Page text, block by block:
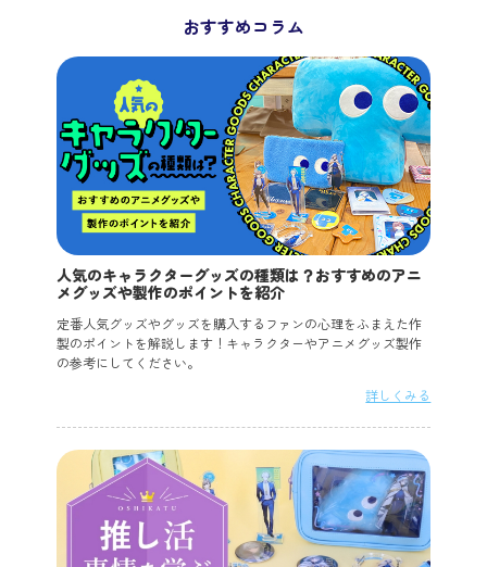
おすすめコラム
人気のキャラクターグッズの種類は？おすすめのアニ
メグッズや製作のポイントを紹介
定番人気グッズやグッズを購入するファンの心理をふまえた作
製のポイントを解説します！キャラクターやアニメグッズ製作
の参考にしてください。
詳しくみる